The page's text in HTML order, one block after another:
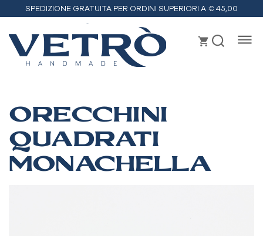
SPEDIZIONE GRATUITA PER ORDINI SUPERIORI A € 45,00
ORECCHINI
QUADRATI
MONACHELLA